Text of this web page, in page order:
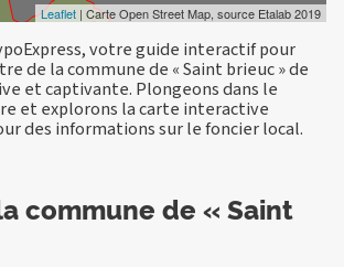
Leaflet | Carte Open Street Map, source Etalab 2019
votre guide interactif pour
de la commune de « Saint brieuc » de
et captivante. Plongeons dans le
et explorons la carte interactive
des informations sur le foncier local.
commune de « Saint